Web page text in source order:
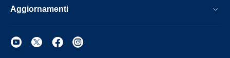
Aggiornamenti